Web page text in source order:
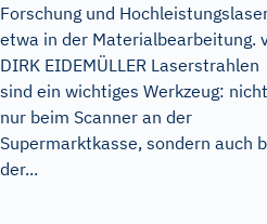
Forschung und
etwa in der Materialbearbeitung.
DIRK EIDEMÜLLER Laserstrahlen
sind ein wichtiges Werkzeug: nicht
nur beim Scanner an der
Supermarktkasse, sondern auch
der...